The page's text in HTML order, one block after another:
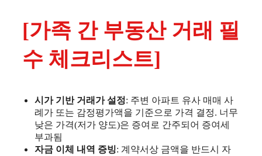
[가족 간 부동산 거래 필
수 체크리스트]
시가 기반 거래가 설정: 주변 아파트 유사 매매 사
례가 또는 감정평가액을 기준으로 가격 결정. 너무
낮은 가격(저가 양도)은 증여로 간주되어 증여세
부과됨
자금 이체 내역 증빙: 계약서상 금액을 반드시 자